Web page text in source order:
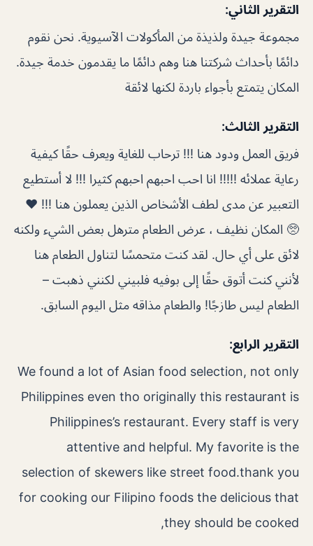
التقرير الثاني:
مجموعة جيدة ولذيذة من المأكولات الآسيوية. نحن نقوم
دائمًا بأحداث شركتنا هنا وهم دائمًا ما يقدمون خدمة جيدة.
المكان يتمتع بأجواء باردة لكنها لائقة
التقرير الثالث:
فريق العمل ودود هنا !!! ترحاب للغاية ويعرف حقًا كيفية
رعاية عملائه !!!!! انا احب احبهم احبهم كثيرا !!! لا أستطيع
التعبير عن مدى لطف الأشخاص الذين يعملون هنا !!! ❤️
🥺 المكان نظيف ، عرض الطعام مترهل بعض الشيء ولكنه
لائق على أي حال. لقد كنت متحمسًا لتناول الطعام هنا
لأنني كنت أتوق حقًا إلى بوفيه فلبيني لكنني ذهبت –
الطعام ليس طازجًا! والطعام مذاقه مثل اليوم السابق.
التقرير الرابع:
We found a lot of Asian food selection, not only
Philippines even tho originally this restaurant is
Philippines’s restaurant. Every staff is very
attentive and helpful. My favorite is the
selection of skewers like street food.thank you
for cooking our Filipino foods the delicious that
they should be cooked,